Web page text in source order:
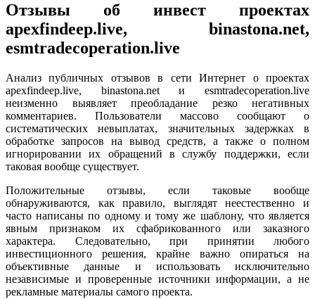
Отзывы об инвест проектах
apexfindeep.live, binastona.net,
esmtradecoperation.live
Анализ публичных отзывов в сети Интернет о проектах
apexfindeep.live, binastona.net и esmtradecoperation.live
неизменно выявляет преобладание резко негативных
комментариев. Пользователи массово сообщают о
систематических невыплатах, значительных задержках в
обработке запросов на вывод средств, а также о полном
игнорировании их обращений в службу поддержки, если
таковая вообще существует.
Положительные отзывы, если таковые вообще
обнаруживаются, как правило, выглядят неестественно и
часто написаны по одному и тому же шаблону, что является
явным признаком их сфабрикованного или заказного
характера. Следовательно, при принятии любого
инвестиционного решения, крайне важно опираться на
объективные данные и использовать исключительно
независимые и проверенные источники информации, а не
рекламные материалы самого проекта.